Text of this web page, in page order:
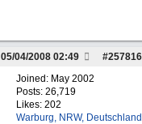
#257816
05/04/2008 02:49
Joined: May 2002
Posts: 26,719
Likes: 202
Warburg, NRW, Deutschland